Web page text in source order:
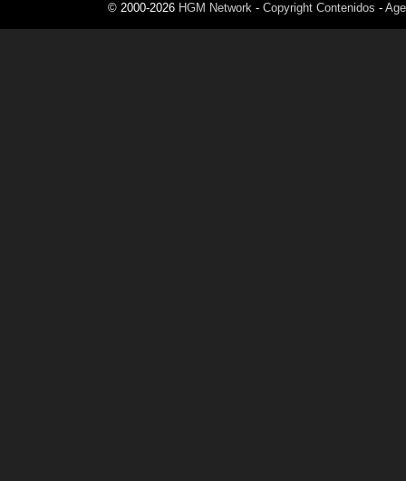
© 2000-2026 HGM Network- Copyright Contenidos -